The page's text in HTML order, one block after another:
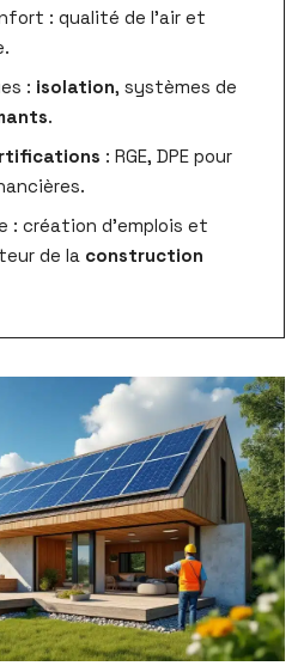
: qualité de l’air et
: isolation, systèmes de
.
: RGE, DPE pour
: création d’emplois et
de la construction